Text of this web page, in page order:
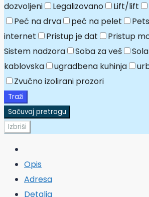
dozvoljeni
Legalizovano Lift/lift
Peć na drva
peć na pelet
internet
Pristup je dat Pristup
Sistem nadzora
Soba za veš
kablovska
ugradbena kuhinja
Zvučno izolirani prozori
Traži
Sačuvaj pretragu
Izbriši
Opis
Adresa
Detalja